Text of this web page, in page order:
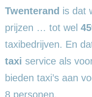
Twenterand is dat
prijzen … tot wel
taxibedrijven. En
taxi service als
bieden taxi’s aan
8 personen.